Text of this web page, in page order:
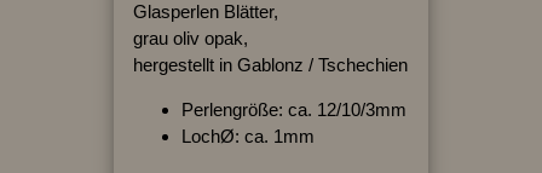
Glasperlen Blätter,
grau oliv opak,
hergestellt in Gablonz / Tschechien
Perlengröße: ca. 12/10/3mm
LochØ: ca. 1mm